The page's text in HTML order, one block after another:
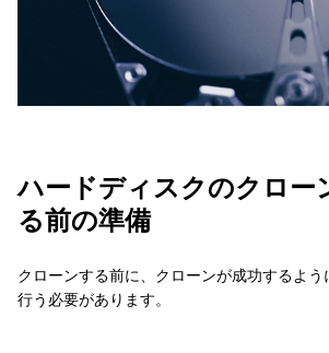
ハードディスクのクロー
る前の準備
クローンする前に、クローンが成功するよ
行う必要があります。